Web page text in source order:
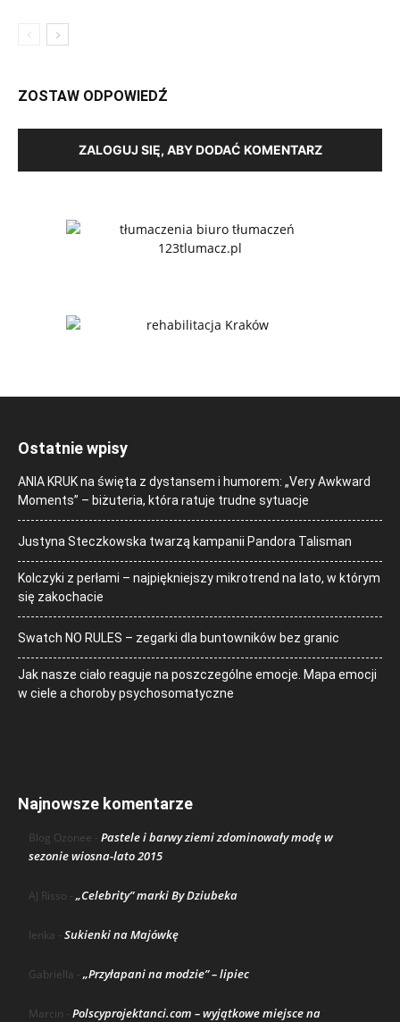
ZOSTAW ODPOWIEDŹ
ZALOGUJ SIĘ, ABY DODAĆ KOMENTARZ
Ostatnie wpisy
ANIA KRUK na święta z dystansem i humorem: „Very Awkward
Moments” – biżuteria, która ratuje trudne sytuacje
Justyna Steczkowska twarzą kampanii Pandora Talisman
Kolczyki z perłami – najpiękniejszy mikrotrend na lato, w którym
się zakochacie
Swatch NO RULES – zegarki dla buntowników bez granic
Jak nasze ciało reaguje na poszczególne emocje. Mapa emocji
w ciele a choroby psychosomatyczne
Najnowsze komentarze
Blog Ozonee - Pastele i barwy ziemi zdominowały modę w
sezonie wiosna-lato 2015
AJ Risso - „Celebrity” marki By Dziubeka
lenka - Sukienki na Majówkę
Gabriella - „Przyłapani na modzie” – lipiec
Marcin - Polscyprojektanci.com – wyjątkowe miejsce na